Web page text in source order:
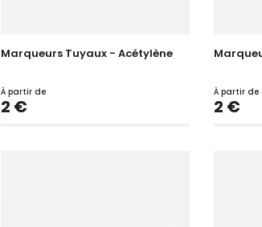
Marqueurs Tuyaux - Acétylène
À partir de
Prix
2 €
À partir de
Prix
2 €